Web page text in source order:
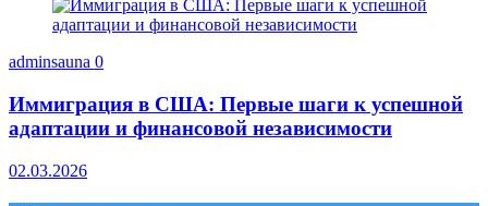
adminsauna 0
Иммиграция в США: Первые шаги к успешной
адаптации и финансовой независимости
02.03.2026